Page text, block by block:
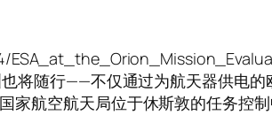
将随行——不仅通过为航天器供电
家航空航天局位于休斯敦的任务控